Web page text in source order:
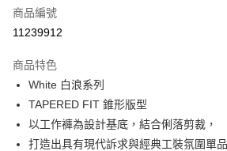
LINE Pay
街口支付
悠遊付
Google Pay
商品編號
11239912
商品特色
White 白浪系列
TAPERED FIT 錐形版型
以工作褲為設計基底，結合俐落剪裁，
打造出具有現代訴求與經典工裝氛圍單品